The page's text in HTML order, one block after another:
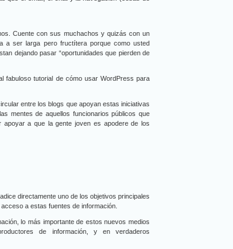
Cuente con sus muchachos y quizás con un
a ser larga pero fructítera porque como usted
dejando pasar “oportunidades que pierden de
fabuloso tutorial de cómo usar WordPress para
entre los blogs que apoyan estas iniciativas
mentes de aquellos funcionarios públicos que
a que la gente joven es apodere de los
directamente uno de los objetivos principales
a estas fuentes de información.
lo más importante de estos nuevos medios
de información, y en verdaderos